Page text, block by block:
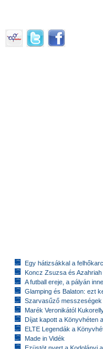
Egy hátizsákkal a
Koncz Zsuzsa és
A futball ereje, a pályán
Glamping és Balaton: ezt
Szarvasűző messzeségek
Marék Veronikától
Díjat kapott a Könyvhéten
ELTE Legendák a
Made in Vidék